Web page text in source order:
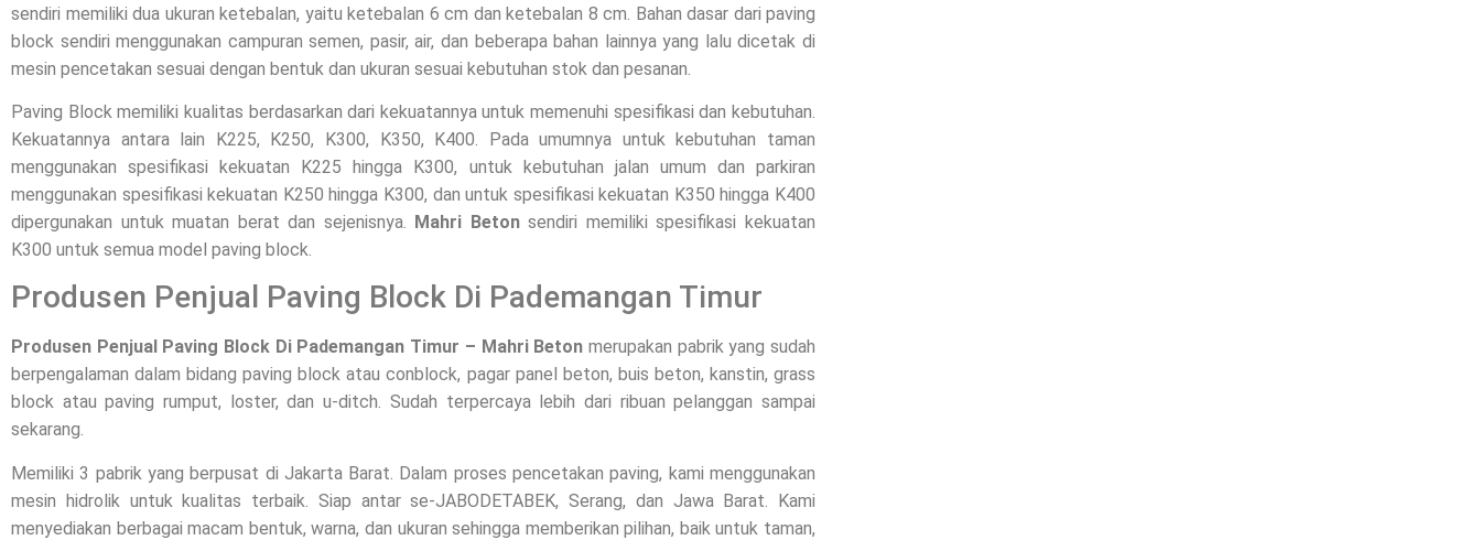
sendiri memiliki dua ukuran ketebalan, yaitu ketebalan 6 cm dan ketebalan 8 cm. Bahan dasar dari paving
block sendiri menggunakan campuran semen, pasir, air, dan beberapa bahan lainnya yang lalu dicetak di
mesin pencetakan sesuai dengan bentuk dan ukuran sesuai kebutuhan stok dan pesanan.
Paving Block memiliki kualitas berdasarkan dari kekuatannya untuk memenuhi spesifikasi dan kebutuhan.
Kekuatannya antara lain K225, K250, K300, K350, K400. Pada umumnya untuk kebutuhan taman
menggunakan spesifikasi kekuatan K225 hingga K300, untuk kebutuhan jalan umum dan parkiran
menggunakan spesifikasi kekuatan K250 hingga K300, dan untuk spesifikasi kekuatan K350 hingga K400
dipergunakan untuk muatan berat dan sejenisnya. Mahri Betonsendiri memiliki spesifikasi kekuatan
K300 untuk semua model paving block.
Produsen Penjual Paving Block Di Pademangan Timur
Produsen Penjual Paving Block Di Pademangan Timur – Mahri Beton merupakan pabrik yang sudah
berpengalaman dalam bidang paving block atau conblock, pagar panel beton, buis beton, kanstin, grass
block atau paving rumput, loster, dan u-ditch. Sudah terpercaya lebih dari ribuan pelanggan sampai
sekarang.
Memiliki 3 pabrik yang berpusat di Jakarta Barat. Dalam proses pencetakan paving, kami menggunakan
mesin hidrolik untuk kualitas terbaik. Siap antar se-JABODETABEK, Serang, dan Jawa Barat. Kami
menyediakan berbagai macam bentuk, warna, dan ukuran sehingga memberikan pilihan, baik untuk taman,